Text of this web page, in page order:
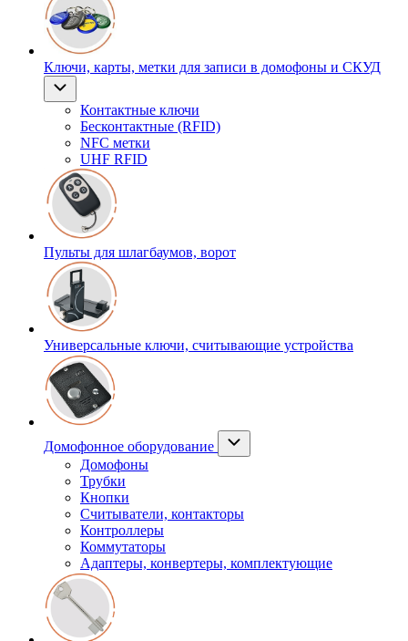
Ключи, карты, метки для записи в домофоны и СКУД
Контактные ключи
Бесконтактные (RFID)
NFC метки
UHF RFID
Пульты для шлагбаумов, ворот
Универсальные ключи, считывающие устройства
Домофонное оборудование
Домофоны
Трубки
Кнопки
Считыватели, контакторы
Контроллеры
Коммутаторы
Адаптеры, конвертеры, комплектующие